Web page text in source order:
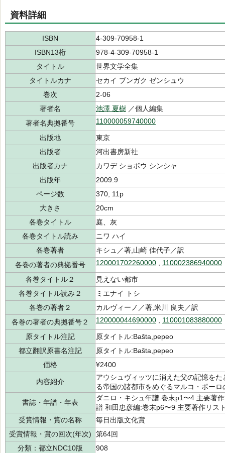
資料詳細
ISBN
4-309-70958-1
ISBN13桁
978-4-309-70958-1
タイトル
世界文学全集
タイトルカナ
セカイ ブンガク ゼンシュウ
巻次
2-06
著者名
池澤 夏樹 ／個人編集
著者名典拠番号
110000059740000
出版地
東京
出版者
河出書房新社
出版者カナ
カワデ ショボウ シンシャ
出版年
2009.9
ページ数
370, 11p
大きさ
20cm
各巻タイトル
庭、灰
各巻タイトル読み
ニワ ハイ
各巻著者
キシュ／著,山崎 佳代子／訳
各巻の著者の典拠番号
120001702260000 110002386940000
各巻タイトル２
見えない都市
各巻タイトル読み２
ミエナイ トシ
各巻の著者２
カルヴィーノ／著,米川 良夫／訳
各巻の著者の典拠番号２
120000044690000 110001083880000
原タイトル注記
原タイトル:Bašta,pepeo
都立翻訳原書名注記
原タイトル:Bašta,pepeo
価格
¥2400
内容紹介
アウシュヴィッツに消えた父の記憶を
る帝国の諸都市をめぐるマルコ・ポー
書誌・年譜・年表
ダニロ・キシュ年譜:巻末p1〜4 主要著
譜 和田忠彦編:巻末p6〜9 主要著作リス
受賞情報・賞の名称
毎日出版文化賞
受賞情報・賞の回次(年次)
第64回
分類：都立NDC10版
908